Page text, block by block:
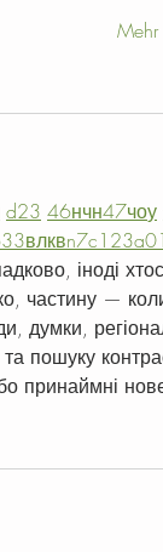
d23 46нчн47чоу
33влквn7c123a01
іноді
частину —
думки,
пошуку
принаймні